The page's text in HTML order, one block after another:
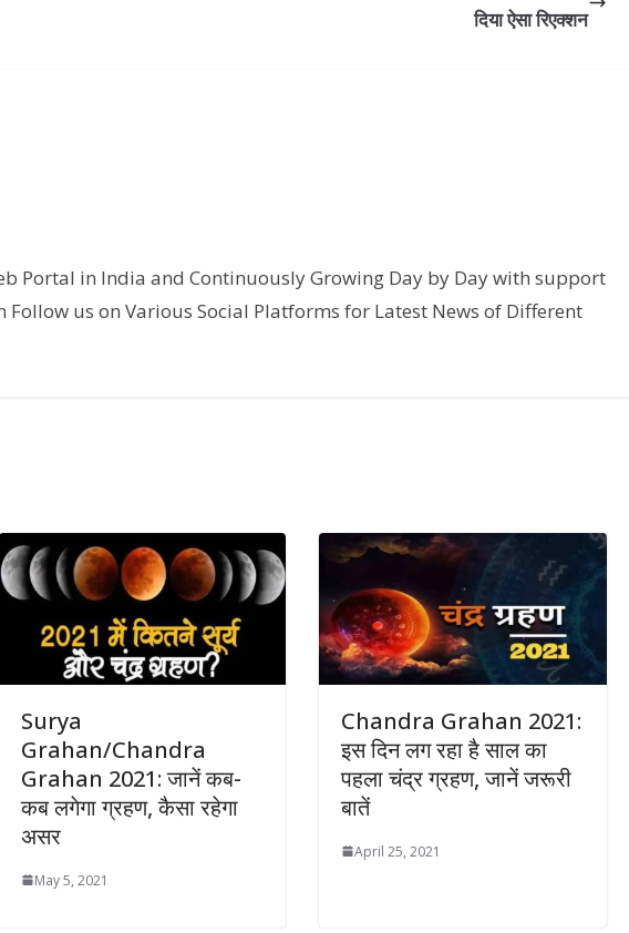
दिया ऐसा रिएक्शन
Portal in India and Continuously Growing Day by Day with support
Follow us on Various Social Platforms for Latest News of Different
Surya
Grahan/Chandra
Grahan 2021: जानें कब-
कब लगेगा ग्रहण, कैसा रहेगा
असर
May 5, 2021
Chandra Grahan 2021:
इस दिन लग रहा है साल का
पहला चंद्र ग्रहण, जानें जरूरी
बातें
April 25, 2021